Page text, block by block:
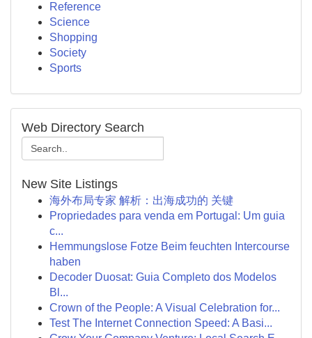
Reference
Science
Shopping
Society
Sports
Web Directory Search
New Site Listings
海外布局专家 解析：出海成功的 关键
Propriedades para venda em Portugal: Um guia
c...
Hemmungslose Fotze Beim feuchten Intercourse
haben
Decoder Duosat: Guia Completo dos Modelos
Bl...
Crown of the People: A Visual Celebration for...
Test The Internet Connection Speed: A Basi...